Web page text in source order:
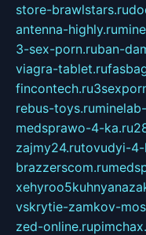
store-brawlstars.ru
antenna-highly.ru
3-sex-porn.ruban-
viagra-tablet.ru
fincontech.ru
rebus-toys.ru
medsprawo-4-ka.ru
zajmy24.rutovudyi-4-
brazzerscom.ru
vskrytie-zamkov-
zed-online.ru